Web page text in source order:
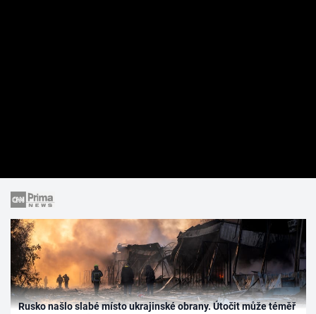
Rusko našlo slabé místo ukrajinské obrany. Útočit může téměř